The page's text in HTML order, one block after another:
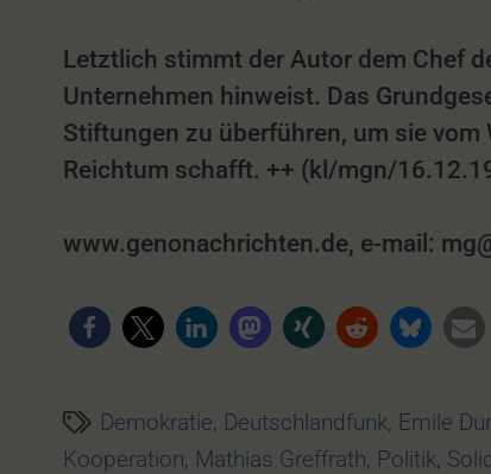
Letztlich stimmt der Autor dem Chef
Unternehmen hinweist. Das
Stiftungen zu überführen, um sie
Reichtum schafft. ++ (kl/mgn/
www.genonachrichten.de, e-mail:
Demokratie, Deutschlandfunk, Emile
Kooperation, Mathias Greffrath, Politik,